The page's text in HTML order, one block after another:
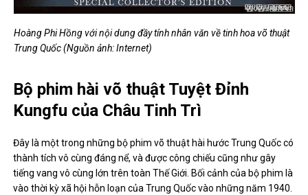
Hoàng Phi Hồng với nội dung đầy tính nhân văn về tinh hoa võ thuật
Trung Quốc (Nguồn ảnh: Internet)
Bộ phim hài võ thuật Tuyệt Đỉnh
Kungfu của Châu Tinh Trì
Đây là một trong những bộ phim võ thuật hài hước Trung Quốc có
thành tích vô cùng đáng nể, và được công chiếu cũng như gây
tiếng vang vô cùng lớn trên toàn Thế Giới. Bối cảnh của bộ phim là
vào thời kỳ xã hội hỗn loạn của Trung Quốc vào những năm 1940.